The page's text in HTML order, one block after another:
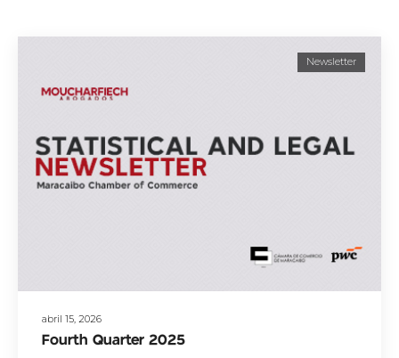
abril 15, 2026
Newsletter
Fourth Quarter 2025